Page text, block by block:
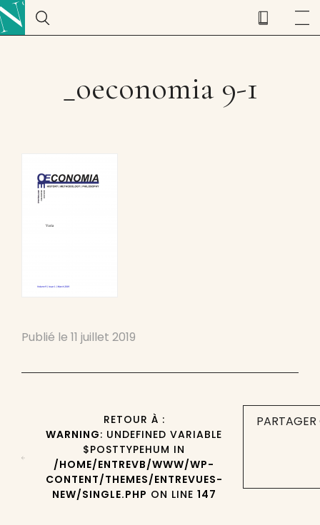
_oeconomia 9-1
Publié le 11 juillet 2019
RETOUR À :
WARNING: UNDEFINED VARIABLE
$POSTTYPEHUM IN
/HOME/ENTREVB/WWW/WP-
CONTENT/THEMES/ENTREVUES-
NEW/SINGLE.PHP ON LINE 147